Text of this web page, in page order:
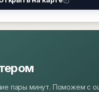
пары минут. Поможем с